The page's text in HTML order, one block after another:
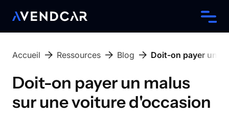
Accueil Ressources Blog Doit-on payer un
Doit-on payer un malus
sur une voiture d'occasion